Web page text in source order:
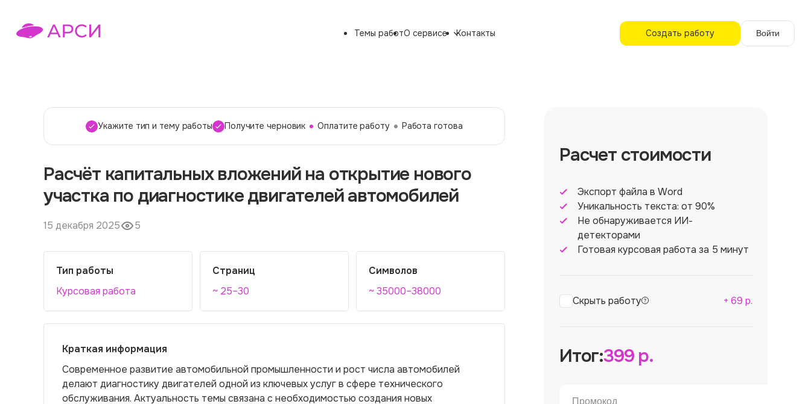
Темы работО сервисе Контакты Создать работу Войти
Укажите тип и тему работы Получите черновик Оплатите работу Работа готова
Расчёт капитальных вложений на открытие нового
участка по диагностике двигателей автомобилей
15 декабря 2025 5
Тип работы
Курсовая работа
Страниц
~ 25–30
Символов
~ 35000–38000
Краткая информация
Современное развитие автомобильной промышленности и рост числа автомобилей
делают диагностику двигателей одной из ключевых услуг в сфере технического
обслуживания. Актуальность темы связана с необходимостью создания новых
Расчет стоимости
Экспорт файла в Word
Уникальность текста: от 90%
Не обнаруживается ИИ-
детекторами
Готовая курсовая работа за 5 минут
Скрыть работу + 69 р.
Итог:399р.